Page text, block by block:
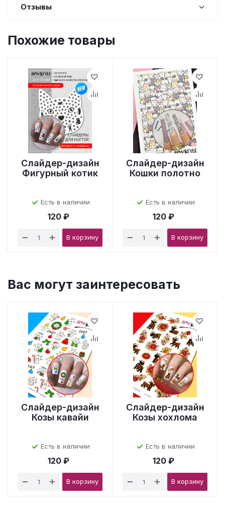
Отзывы
Похожие товары
Слайдер-дизайн
Фигурный котик
Есть в наличии
120 ₽
В корзину
Слайдер-дизайн
Кошки полотно
Есть в наличии
120 ₽
В корзину
Вас могут заинтересовать
Слайдер-дизайн
Козы кавайи
Есть в наличии
120 ₽
В корзину
Слайдер-дизайн
Козы хохлома
Есть в наличии
120 ₽
В корзину